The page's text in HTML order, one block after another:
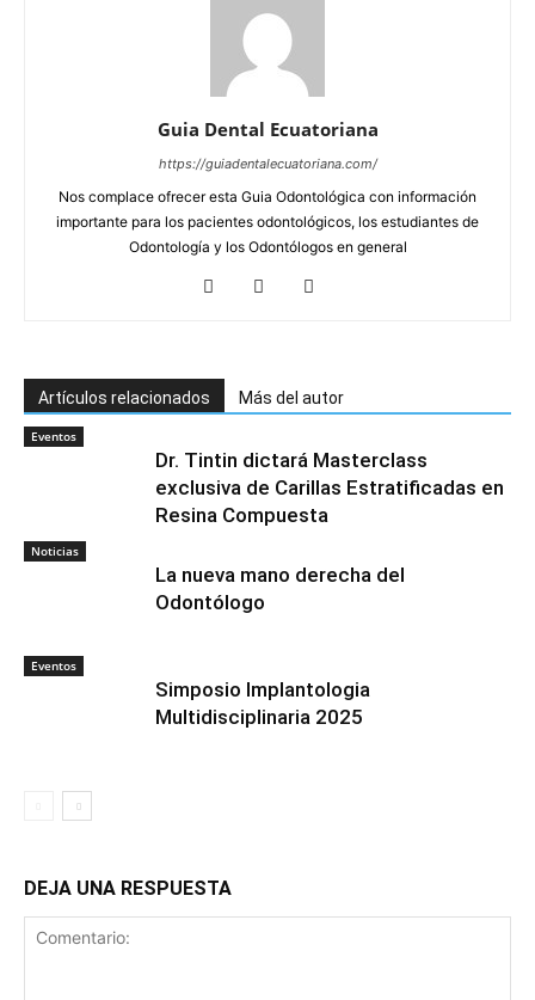
Guia Dental Ecuatoriana
https://guiadentalecuatoriana.com/
Nos complace ofrecer esta Guia Odontológica con información
importante para los pacientes odontológicos, los estudiantes de
Odontología y los Odontólogos en general
Artículos relacionados Más del autor
Eventos
Dr. Tintin dictará Masterclass
exclusiva de Carillas Estratificadas en
Resina Compuesta
Noticias
La nueva mano derecha del
Odontólogo
Eventos
Simposio Implantologia
Multidisciplinaria 2025
DEJA UNA RESPUESTA